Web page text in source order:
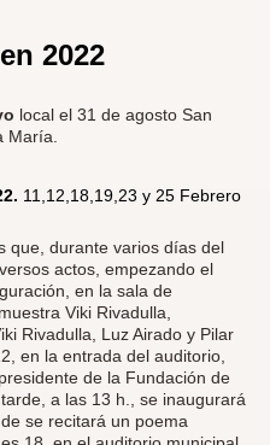
2022
local el 31 de agosto San
María.
11,12,18,19,23 y 25 Febrero
que, durante varios días del
actos, empezando el
en la sala de
Viki Rivadulla,
Rivadulla, Luz Airado y Pilar
en la entrada del auditorio,
de la Fundación de
a las 13 h., se inaugurará
se recitará un poema